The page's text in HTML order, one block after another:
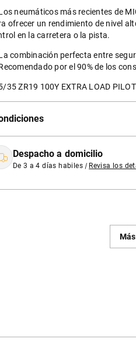
neumáticos más recientes de
ofrecer un rendimiento de nivel
en la carretera o la pista.
combinación perfecta entre
por el 90% de los
35 ZR19 100Y EXTRA LOAD
Despacho a domicilio
De 3 a 4 días habiles | Revisa los